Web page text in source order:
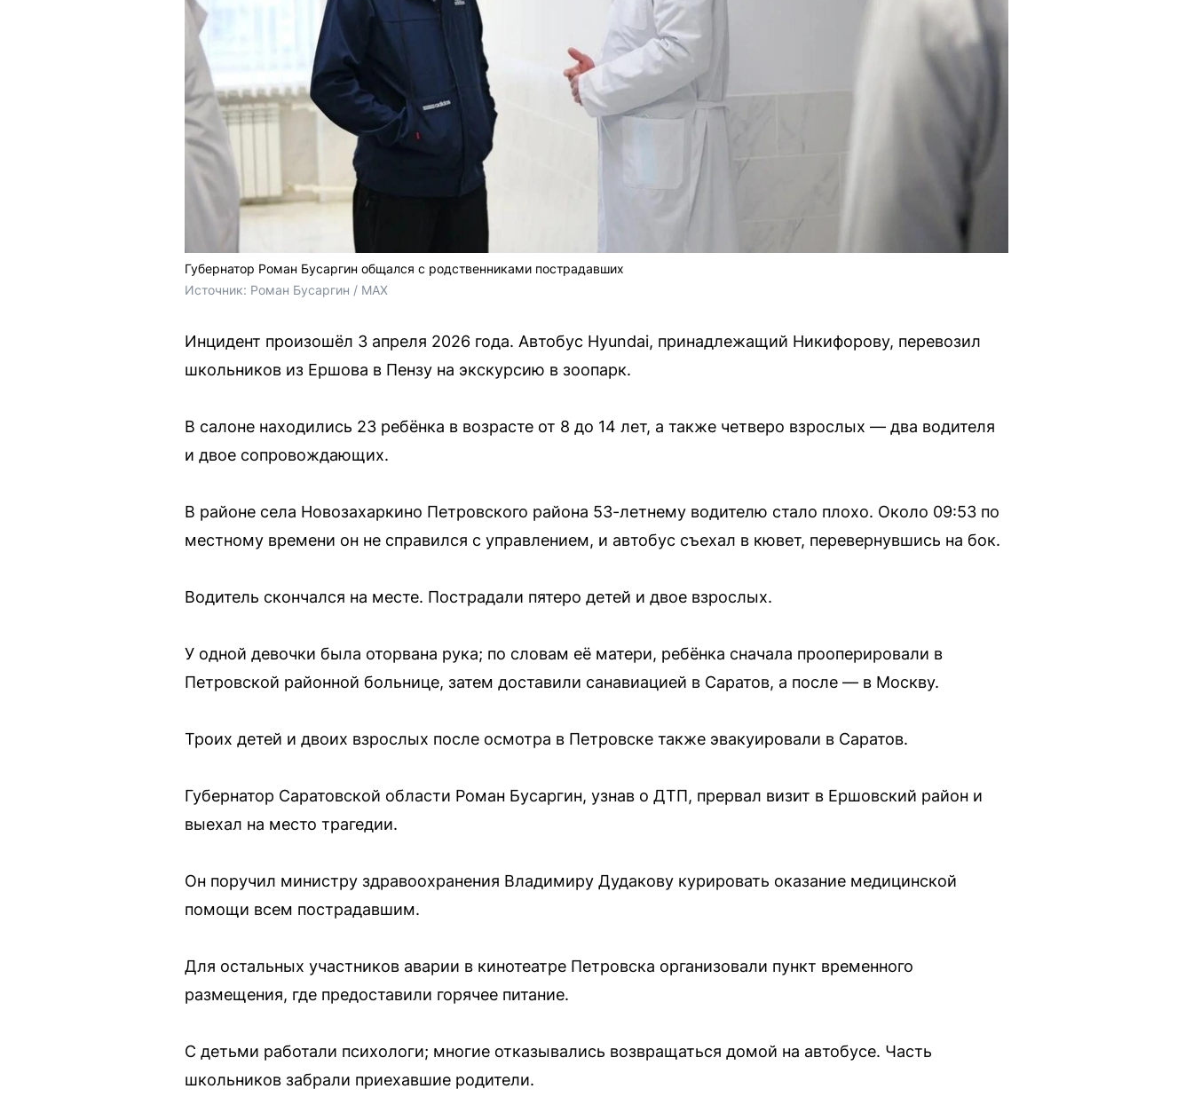
Губернатор Роман Бусаргин общался с родственниками пострадавших
Источник: Роман Бусаргин / MAX
Инцидент произошёл 3 апреля 2026 года. Автобус Hyundai, принадлежащий Никифорову, перевозил
школьников из Ершова в Пензу на экскурсию в зоопарк.
В салоне находились 23 ребёнка в возрасте от 8 до 14 лет, а также четверо взрослых — два водителя
и двое сопровождающих.
В районе села Новозахаркино Петровского района 53-летнему водителю стало плохо. Около 09:53 по
местному времени он не справился с управлением, и автобус съехал в кювет, перевернувшись на бок.
Водитель скончался на месте. Пострадали пятеро детей и двое взрослых.
У одной девочки была оторвана рука; по словам её матери, ребёнка сначала прооперировали в
Петровской районной больнице, затем доставили санавиацией в Саратов, а после — в Москву.
Троих детей и двоих взрослых после осмотра в Петровске также эвакуировали в Саратов.
Губернатор Саратовской области Роман Бусаргин, узнав о ДТП, прервал визит в Ершовский район и
выехал на место трагедии.
Он поручил министру здравоохранения Владимиру Дудакову курировать оказание медицинской
помощи всем пострадавшим.
Для остальных участников аварии в кинотеатре Петровска организовали пункт временного
размещения, где предоставили горячее питание.
С детьми работали психологи; многие отказывались возвращаться домой на автобусе. Часть
школьников забрали приехавшие родители.